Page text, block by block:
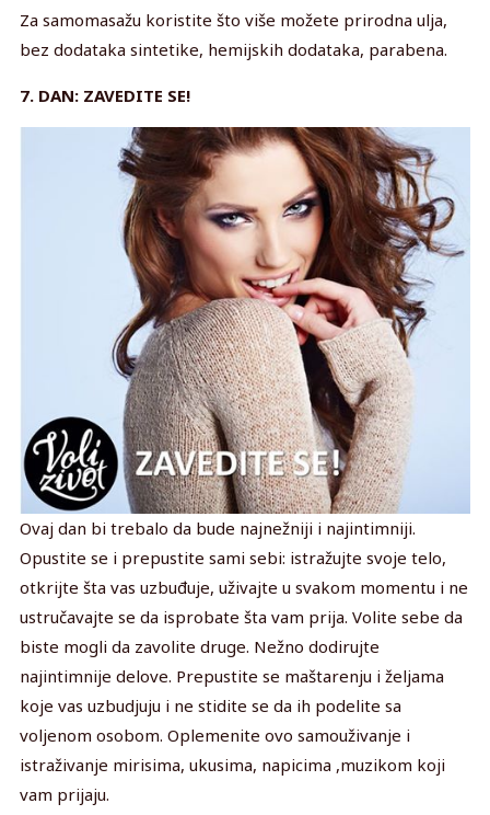
Za samomasažu koristite što više možete prirodna ulja,
bez dodataka sintetike, hemijskih dodataka, parabena.
7. DAN: ZAVEDITE SE!
Ovaj dan bi trebalo da bude najnežniji i najintimniji.
Opustite se i prepustite sami sebi: istražujte svoje telo,
otkrijte šta vas uzbuđuje, uživajte u svakom momentu i ne
ustručavajte se da isprobate šta vam prija. Volite sebe da
biste mogli da zavolite druge. Nežno dodirujte
najintimnije delove. Prepustite se maštarenju i željama
koje vas uzbudjuju i ne stidite se da ih podelite sa
voljenom osobom. Oplemenite ovo samouživanje i
istraživanje mirisima, ukusima, napicima ,muzikom koji
vam prijaju.